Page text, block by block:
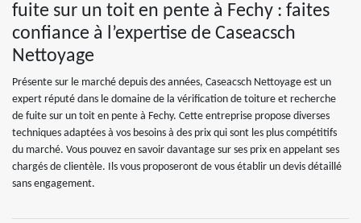
fuite sur un toit en pente à Fechy : faites
confiance à l’expertise de Caseacsch
Nettoyage
Présente sur le marché depuis des années, Caseacsch Nettoyage est un
expert réputé dans le domaine de la vérification de toiture et recherche
de fuite sur un toit en pente à Fechy. Cette entreprise propose diverses
techniques adaptées à vos besoins à des prix qui sont les plus compétitifs
du marché. Vous pouvez en savoir davantage sur ses prix en appelant ses
chargés de clientèle. Ils vous proposeront de vous établir un devis détaillé
sans engagement.